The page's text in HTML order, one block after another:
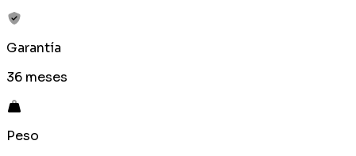
Garantía
36 meses
Peso